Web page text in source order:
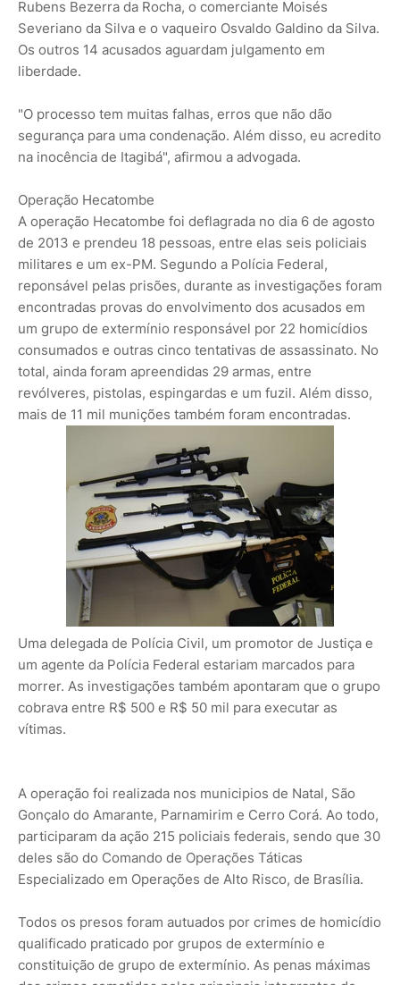
Rubens Bezerra da Rocha, o comerciante Moisés
Severiano da Silva e o vaqueiro Osvaldo Galdino da Silva.
Os outros 14 acusados aguardam julgamento em
liberdade.
"O processo tem muitas falhas, erros que não dão
segurança para uma condenação. Além disso, eu acredito
na inocência de Itagibá", afirmou a advogada.
Operação Hecatombe
A operação Hecatombe foi deflagrada no dia 6 de agosto
de 2013 e prendeu 18 pessoas, entre elas seis policiais
militares e um ex-PM. Segundo a Polícia Federal,
reponsável pelas prisões, durante as investigações foram
encontradas provas do envolvimento dos acusados em
um grupo de extermínio responsável por 22 homicídios
consumados e outras cinco tentativas de assassinato. No
total, ainda foram apreendidas 29 armas, entre
revólveres, pistolas, espingardas e um fuzil. Além disso,
mais de 11 mil munições também foram encontradas.
Uma delegada de Polícia Civil, um promotor de Justiça e
um agente da Polícia Federal estariam marcados para
morrer. As investigações também apontaram que o grupo
cobrava entre R$ 500 e R$ 50 mil para executar as
vítimas.
A operação foi realizada nos municipios de Natal, São
Gonçalo do Amarante, Parnamirim e Cerro Corá. Ao todo,
participaram da ação 215 policiais federais, sendo que 30
deles são do Comando de Operações Táticas
Especializado em Operações de Alto Risco, de Brasília.
Todos os presos foram autuados por crimes de homicídio
qualificado praticado por grupos de extermínio e
constituição de grupo de extermínio. As penas máximas